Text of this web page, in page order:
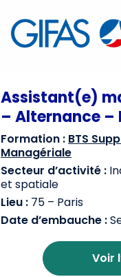
Assistant(e)
– Alternance –
Formation : BTS
Managériale
Secteur d’activité :
et spatiale
Lieu : 75 – Paris
Date d’embauche :
Voir